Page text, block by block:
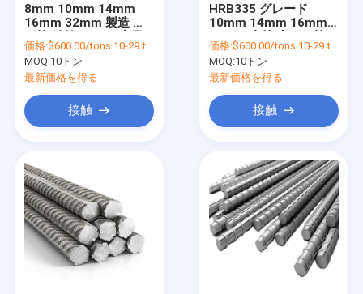
8mm 10mm 14mm
16mm 32mm 製造 変
±1% の熱帯鋼筋 リバー
供給
価格:$600.00/tons 10-29 tons
MOQ:10トン
最新価格を得る
接触
HRB335 グレード
10mm 14mm 16mm
汎用用途の鉄棒
価格:$600.00/tons 10-29 tons
MOQ:10トン
最新価格を得る
接触